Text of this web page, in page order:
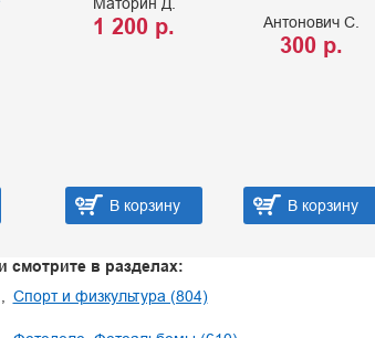
1 200 р.
В корзину
Антонович С.
300 р.
В корзину
смотрите в разделах:
Спорт и физкультура (804)